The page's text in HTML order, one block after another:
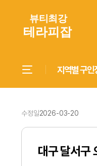
지역별 구인
수정일2026-03-20
대구 달서구